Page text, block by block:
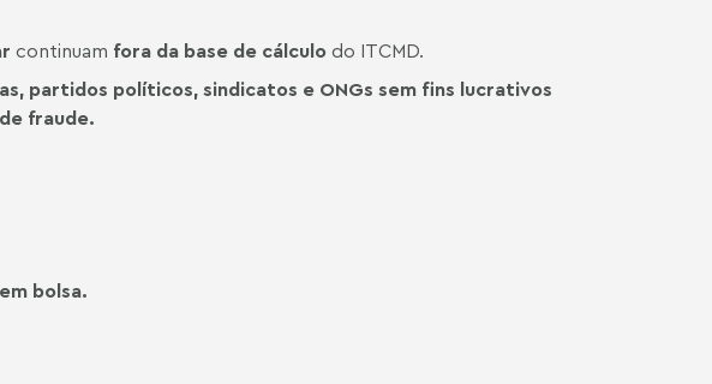
continuam fora da base de cálculo do ITCMD.
partidos políticos, sindicatos e ONGs sem fins lucrativos
fraude.
bolsa.